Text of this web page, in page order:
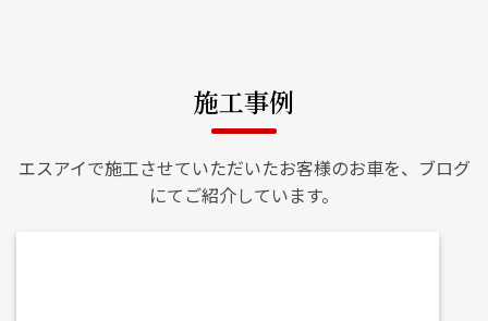
施工事例
エスアイで施工させていただいたお客様のお車を、ブログ
にてご紹介しています。